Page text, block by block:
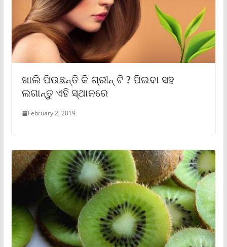
ଖାଲି ପିଉଛନ୍ତି କି ଗ୍ରୀନ୍ ଟି ? ପିିଇବା ସହ
ଲଗାନ୍ତୁ ଏହି ସ୍ଥାନରେ
February 2, 2019